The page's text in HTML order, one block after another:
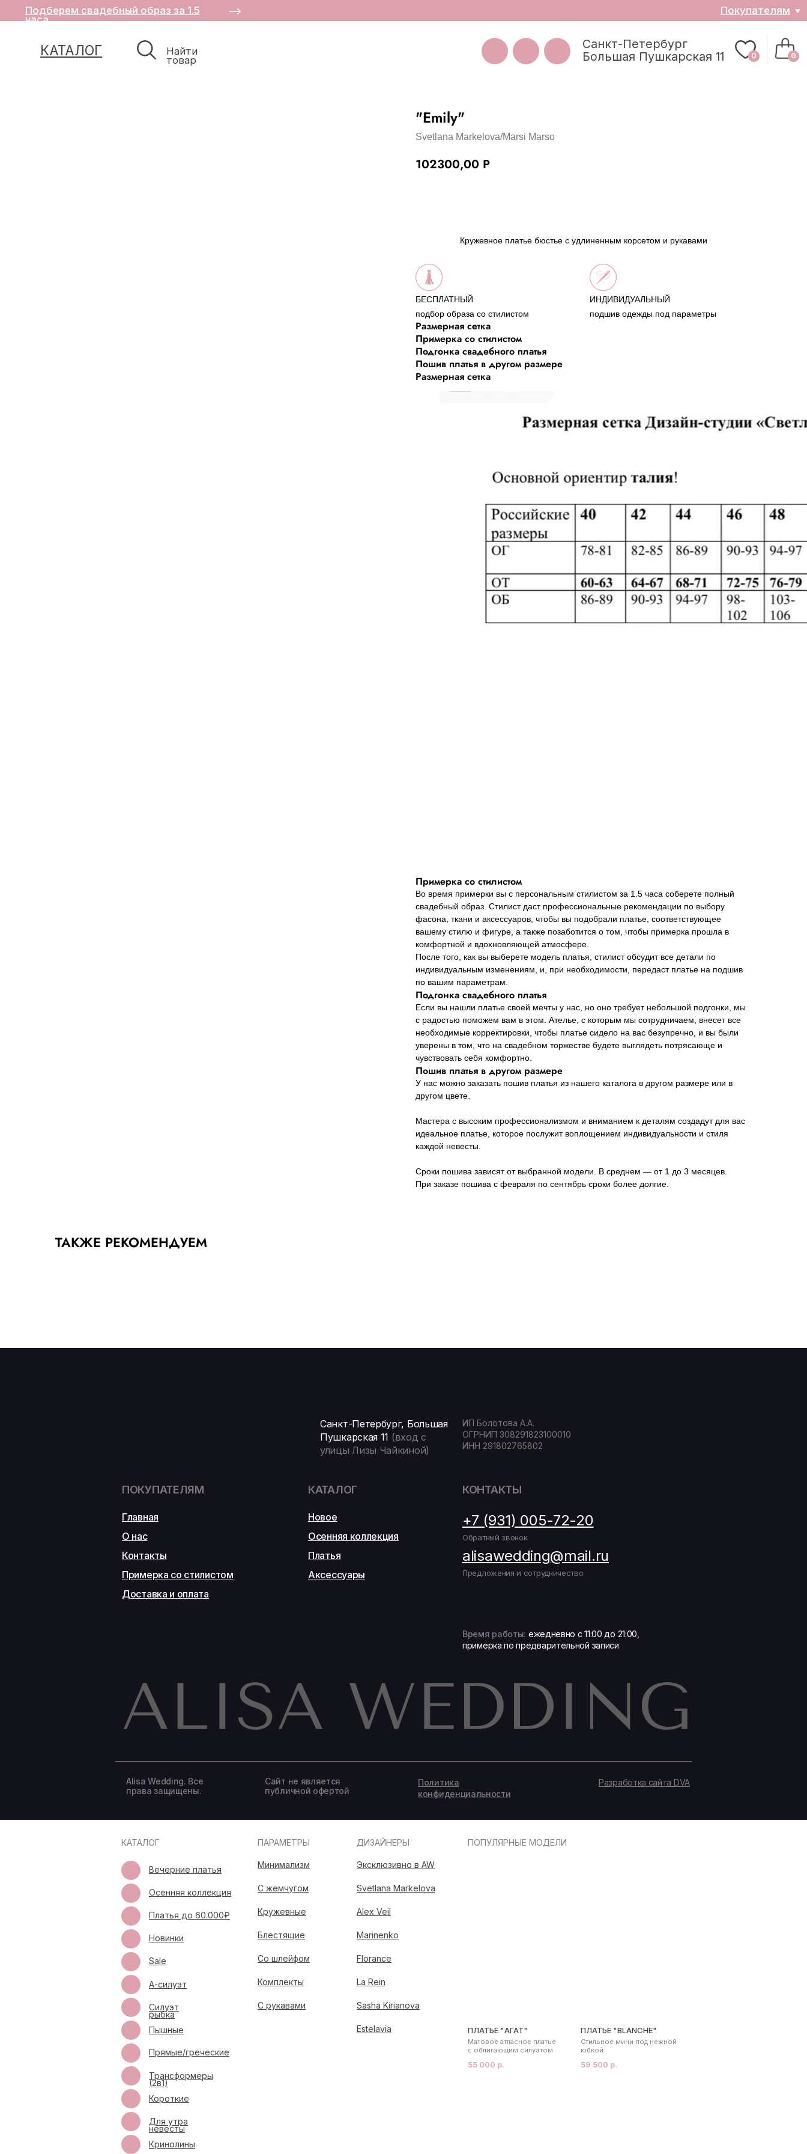
0
товар
Большая Пушкарская 11
Подберем свадебный образ за 1.5
часа
"Emily"
Svetlana Markelova/Marsi Marso
102300,00 Р
Кружевное платье бюстье с удлиненным корсетом и рукавами
БЕСПЛАТНЫЙ
подбор образа со стилистом
ИНДИВИДУАЛЬНЫЙ
подшив одежды под параметры
Размерная сетка
Примерка со стилистом
Подгонка свадебного платья
Пошив платья в другом размере
Размерная сетка
Примерка со стилистом
Во время примерки вы с персональным стилистом за 1.5 часа соберете полный
свадебный образ. Стилист даст профессиональные рекомендации по выбору
фасона, ткани и аксессуаров, чтобы вы подобрали платье, соответствующее
вашему стилю и фигуре, а также позаботится о том, чтобы примерка прошла в
комфортной и вдохновляющей атмосфере.
После того, как вы выберете модель платья, стилист обсудит все детали по
индивидуальным изменениям, и, при необходимости, передаст платье на подшив
по вашим параметрам.
Подгонка свадебного платья
Если вы нашли платье своей мечты у нас, но оно требует небольшой подгонки, мы
с радостью поможем вам в этом. Ателье, с которым мы сотрудничаем, внесет все
необходимые корректировки, чтобы платье сидело на вас безупречно, и вы были
уверены в том, что на свадебном торжестве будете выглядеть потрясающе и
чувствовать себя комфортно.
Пошив платья в другом размере
У нас можно заказать пошив платья из нашего каталога в другом размере или в
другом цвете.
Мастера с высоким профессионализмом и вниманием к деталям создадут для вас
идеальное платье, которое послужит воплощением индивидуальности и стиля
каждой невесты.
Сроки пошива зависят от выбранной модели. В среднем ― от 1 до 3 месяцев.
При заказе пошива с февраля по сентябрь сроки более долгие.
ТАКЖЕ РЕКОМЕНДУЕМ
Alisa Wedding. Все
права защищены.
Сайт не является
публичной офертой
Политика
конфиденциальности
Разработка сайта DVA
Новое
КОНТАКТЫ
Осенняя коллекция
+7 (931) 005-72-20
Платья
Предложения и сотрудничество
Аксессуары
Обратный звонок
Время работы: ежедневно с 11:00 до 21:00,
примерка по предварительной записи
КАТАЛОГ
ИП Болотова А.А.
ОГРНИП 308291823100010
ИНН 291802765802
alisawedding@mail.ru
Главная
О нас
Контакты
Примерка со стилистом
Доставка и оплата
ПОКУПАТЕЛЯМ
Санкт-Петербург, Большая
Пушкарская 11 (вход с
улицы Лизы Чайкиной)
КАТАЛОГ
ПЛАТЬЕ "АГАТ" ПЛАТЬЕ "BLANCHE"
55 000 р. 59 500 р.
Матовое атласное платье
с облигающим силуэтом
Стильное мини под нежной
юбкой
ПОПУЛЯРНЫЕ МОДЕЛИ
Минимализм
С жемчугом
Кружевные
Блестящие
Со шлейфом
Комплекты
С рукавами
ПАРАМЕТРЫ ДИЗАЙНЕРЫ
Эксклюзивно в AW
Svetlana Markelova
Alex Veil
Marinenko
Florance
La Rein
Sasha Kirianova
Estelavia
Осенняя коллекция
Вечерние платья
Силуэт
рыбка
Новинки
Платья до 60.000₽
А-силуэт
Пышные
Прямые/греческие
Трансформеры
(2в1)
Короткие
Для утра
невесты
Кринолины
Sale